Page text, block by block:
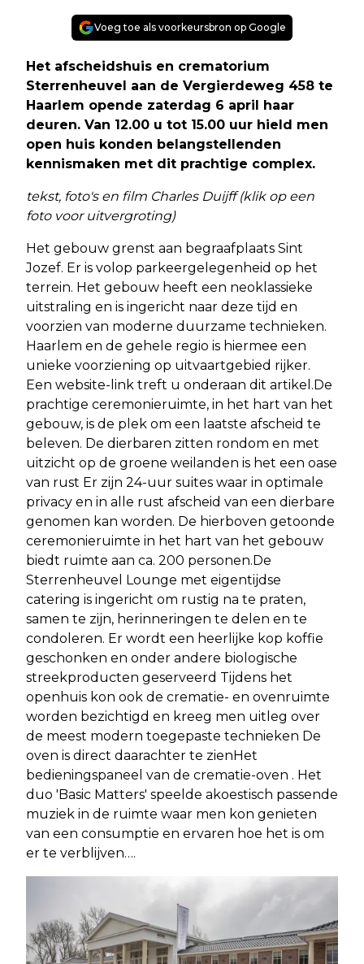
Voeg toe als voorkeursbron op Google
Het afscheidshuis en crematorium
Sterrenheuvel aan de Vergierdeweg 458 te
Haarlem opende zaterdag 6 april haar
deuren. Van 12.00 u tot 15.00 uur hield men
open huis konden belangstellenden
kennismaken met dit prachtige complex.
tekst, foto's en film Charles Duijff (klik op een
foto voor uitvergroting)
Het gebouw grenst aan begraafplaats Sint
Jozef. Er is volop parkeergelegenheid op het
terrein. Het gebouw heeft een neoklassieke
uitstraling en is ingericht naar deze tijd en
voorzien van moderne duurzame technieken.
Haarlem en de gehele regio is hiermee een
unieke voorziening op uitvaartgebied rijker.
Een website-link treft u onderaan dit artikel.De
prachtige ceremonieruimte, in het hart van het
gebouw, is de plek om een laatste afscheid te
beleven. De dierbaren zitten rondom en met
uitzicht op de groene weilanden is het een oase
van rust Er zijn 24-uur suites waar in optimale
privacy en in alle rust afscheid van een dierbare
genomen kan worden. De hierboven getoonde
ceremonieruimte in het hart van het gebouw
biedt ruimte aan ca. 200 personen.De
Sterrenheuvel Lounge met eigentijdse
catering is ingericht om rustig na te praten,
samen te zijn, herinneringen te delen en te
condoleren. Er wordt een heerlijke kop koffie
geschonken en onder andere biologische
streekproducten geserveerd Tijdens het
openhuis kon ook de crematie- en ovenruimte
worden bezichtigd en kreeg men uitleg over
de meest modern toegepaste technieken De
oven is direct daarachter te zienHet
bedieningspaneel van de crematie-oven . Het
duo 'Basic Matters' speelde akoestisch passende
muziek in de ruimte waar men kon genieten
van een consumptie en ervaren hoe het is om
er te verblijven….